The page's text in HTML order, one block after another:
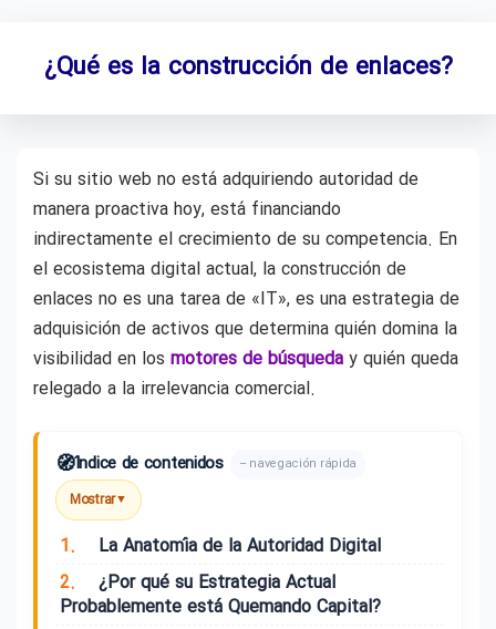
¿Qué es la construcción de enlaces?
Si su sitio web no está adquiriendo autoridad de
manera proactiva hoy, está financiando
indirectamente el crecimiento de su competencia. En
el ecosistema digital actual, la construcción de
enlaces no es una tarea de «IT», es una estrategia de
adquisición de activos que determina quién domina la
visibilidad en los motores de búsqueda y quién queda
relegado a la irrelevancia comercial.
🧭Índice de contenidos – navegación rápida
Mostrar▼
1.
La Anatomía de la Autoridad Digital
2.
¿Por qué su Estrategia Actual
Probablemente está Quemando Capital?